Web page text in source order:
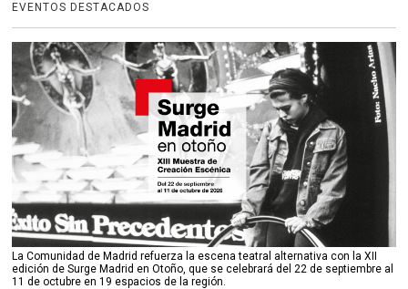
EVENTOS DESTACADOS
La Comunidad de Madrid refuerza la escena teatral alternativa con la XII
edición de Surge Madrid en Otoño, que se celebrará del 22 de septiembre al
11 de octubre en 19 espacios de la región.